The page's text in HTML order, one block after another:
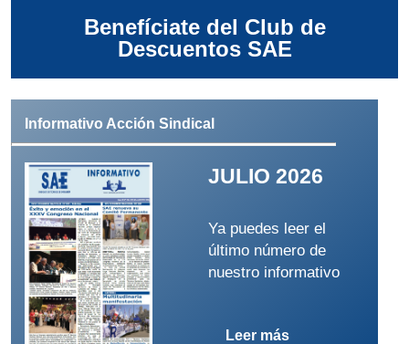
Benefíciate del Club de
Descuentos SAE
Informativo Acción Sindical
JULIO 2026
Ya puedes leer el
último número de
nuestro informativo
Leer más